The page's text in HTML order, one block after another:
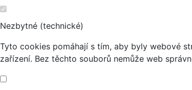
Nezbytné (technické)
Tyto cookies pomáhají s tím, aby byly webové
zařízení. Bez těchto souborů nemůže web